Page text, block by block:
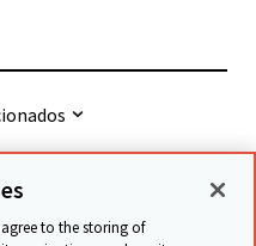
& Assessment
to the storing of